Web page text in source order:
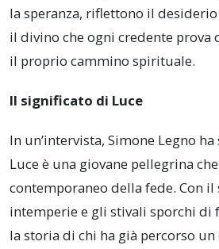
la speranza, riflettono il
il divino che ogni credente
il proprio cammino spirituale.
Il significato di Luce
In un’intervista, Simone Legno
Luce è una giovane pellegrina
contemporaneo della fede. Con
intemperie e gli stivali sporchi di
la storia di chi ha già percorso